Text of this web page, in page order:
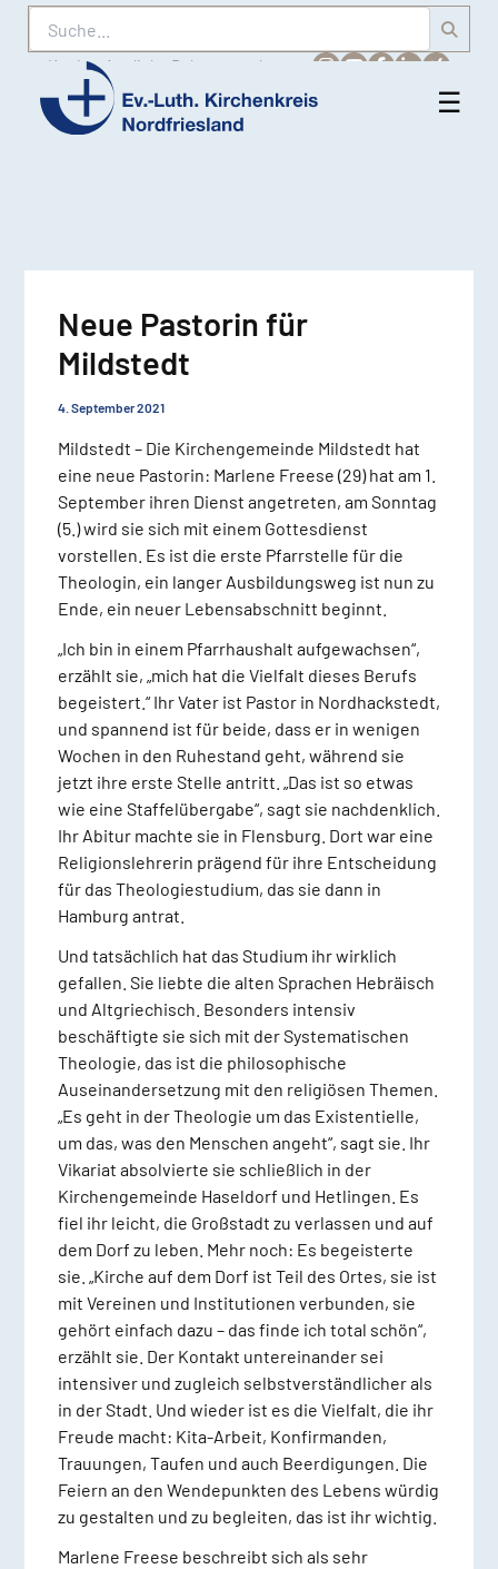
Suche
Karriere Amtliche Bekanntmachungen
Ev.-
☰
Neue Pastorin für
Mildstedt
4. September 2021
Mildstedt – Die Kirchengemeinde Mildstedt hat
eine neue Pastorin: Marlene Freese (29) hat am 1.
September ihren Dienst angetreten, am Sonntag
(5.) wird sie sich mit einem Gottesdienst
vorstellen. Es ist die erste Pfarrstelle für die
Theologin, ein langer Ausbildungsweg ist nun zu
Ende, ein neuer Lebensabschnitt beginnt.
„Ich bin in einem Pfarrhaushalt aufgewachsen“,
erzählt sie, „mich hat die Vielfalt dieses Berufs
begeistert.“ Ihr Vater ist Pastor in Nordhackstedt,
und spannend ist für beide, dass er in wenigen
Wochen in den Ruhestand geht, während sie
jetzt ihre erste Stelle antritt. „Das ist so etwas
wie eine Staffelübergabe“, sagt sie nachdenklich.
Ihr Abitur machte sie in Flensburg. Dort war eine
Religionslehrerin prägend für ihre Entscheidung
für das Theologiestudium, das sie dann in
Hamburg antrat.
Und tatsächlich hat das Studium ihr wirklich
gefallen. Sie liebte die alten Sprachen Hebräisch
und Altgriechisch. Besonders intensiv
beschäftigte sie sich mit der Systematischen
Theologie, das ist die philosophische
Auseinandersetzung mit den religiösen Themen.
„Es geht in der Theologie um das Existentielle,
um das, was den Menschen angeht“, sagt sie. Ihr
Vikariat absolvierte sie schließlich in der
Kirchengemeinde Haseldorf und Hetlingen. Es
fiel ihr leicht, die Großstadt zu verlassen und auf
dem Dorf zu leben. Mehr noch: Es begeisterte
sie. „Kirche auf dem Dorf ist Teil des Ortes, sie ist
mit Vereinen und Institutionen verbunden, sie
gehört einfach dazu – das finde ich total schön“,
erzählt sie. Der Kontakt untereinander sei
intensiver und zugleich selbstverständlicher als
in der Stadt. Und wieder ist es die Vielfalt, die ihr
Freude macht: Kita-Arbeit, Konfirmanden,
Trauungen, Taufen und auch Beerdigungen. Die
Feiern an den Wendepunkten des Lebens würdig
zu gestalten und zu begleiten, das ist ihr wichtig.
Marlene Freese beschreibt sich als sehr